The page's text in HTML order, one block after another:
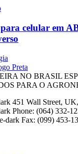
celular em
NO BRASIL
PARA O
451 Wall Street,
Phone: (064) 332-
Fax: (099) 453-